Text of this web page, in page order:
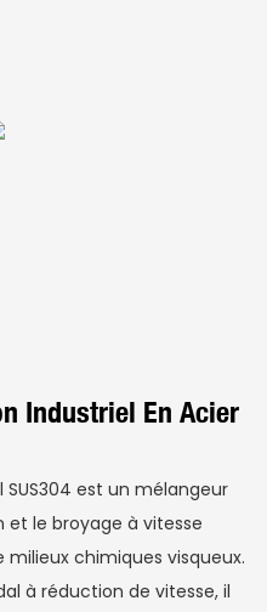
Industriel En Acier
est un mélangeur
le broyage à vitesse
chimiques visqueux.
à réduction de vitesse, il